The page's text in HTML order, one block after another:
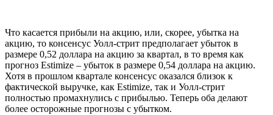
Что касается прибыли на акцию, или, скорее, убытка на
акцию, то консенсус Уолл-стрит предполагает убыток в
размере 0,52 доллара на акцию за квартал, в то время как
прогноз Estimize – убыток в размере 0,54 доллара на акцию.
Хотя в прошлом квартале консенсус оказался близок к
фактической выручке, как Estimize, так и Уолл-стрит
полностью промахнулись с прибылью. Теперь оба делают
более осторожные прогнозы с убытком.